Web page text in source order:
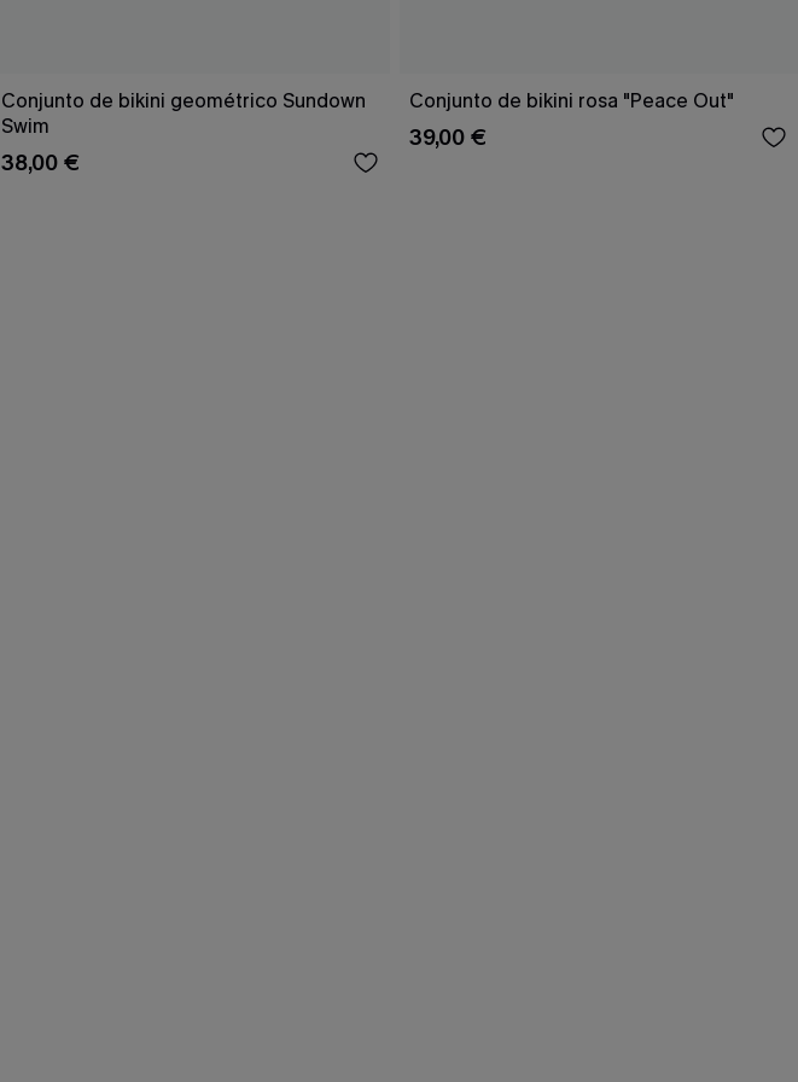
Conjunto de bikini geométrico Sundown
Swim
38,00 €
Conjunto de bikini rosa "Peace Out"
39,00 €